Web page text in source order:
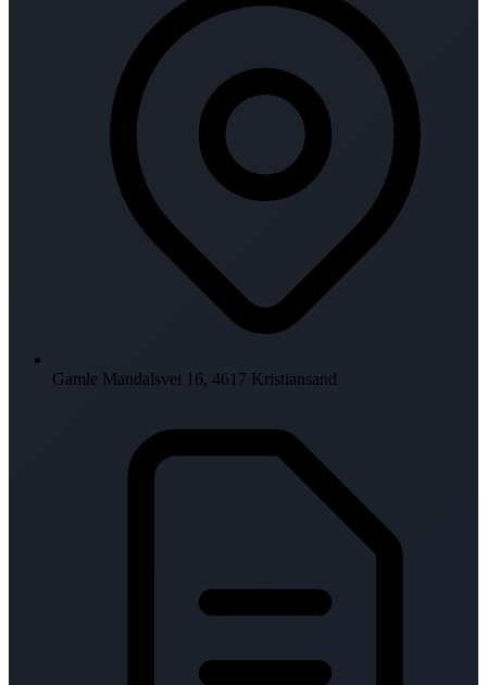
Gamle Mandalsvei 16, 4617 Kristiansand